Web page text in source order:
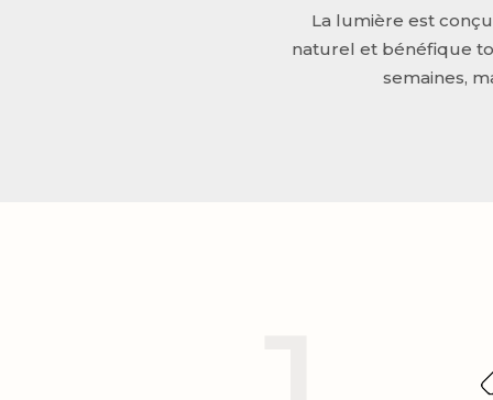
La lumière est
naturel et bénéfique
semaines,